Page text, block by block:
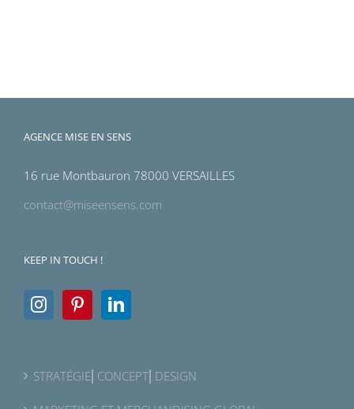
AGENCE MISE EN SENS
16 rue Montbauron 78000 VERSAILLES
contact@miseensens.com
KEEP IN TOUCH !
STRATÉGIE⎜CONCEPT⎜DESIGN